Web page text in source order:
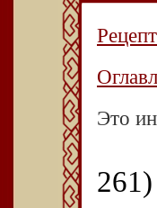
Это
261)